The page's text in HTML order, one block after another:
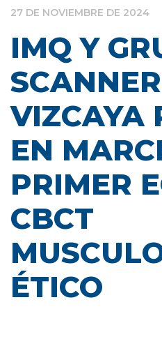
27 DE NOVIEMBRE DE 2024
IMQ Y
SCANNER
VIZCAYA
EN
PRIMER
CBCT
ÉTICO